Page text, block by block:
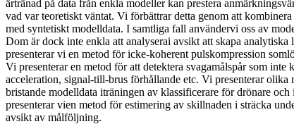
ärtränad på data från enkla modeller kan prestera
vad var teoretiskt väntat. Vi förbättrar detta genom att
med syntetiskt modelldata. I samtliga fall användervi oss av
Dom är dock inte enkla att analyserai avsikt att skapa
presenterar vi en metod för icke-koherent pulskompression
Vi presenterar en metod för att detektera svagamålspår som inte
acceleration, signal-till-brus förhållande etc. Vi presenterar olika
bristande modelldata iträningen av klassificerare för drönare
presenterar vien metod för estimering av skillnaden i sträcka
avsikt av målföljning.